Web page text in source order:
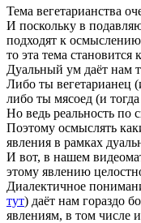
Тема вегетарианства
И поскольку в
подходят к
то эта тема становится
Дуальный ум даёт нам
Либо ты вегетарианец
либо ты мясоед (и
Но ведь реальность по
Поэтому осмыслять
явления в рамках
И вот, в нашем
этому явлению
Диалектичное
тут) даёт нам гораздо
явлениям, в том числе и